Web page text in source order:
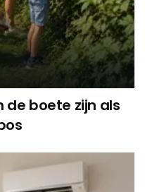
de boete zijn als